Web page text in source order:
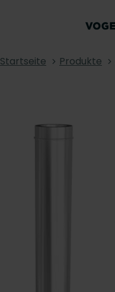
Startseite Produkte